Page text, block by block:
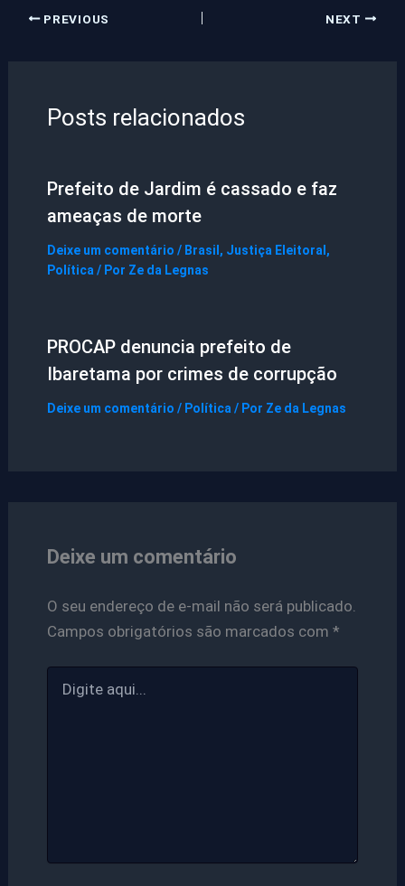
PREVIOUS NEXT
Posts relacionados
Prefeito de Jardim é cassado e faz
ameaças de morte
Deixe um comentário / Brasil , Justiça Eleitoral ,
Política / Por Ze da Legnas
PROCAP denuncia prefeito de
Ibaretama por crimes de corrupção
Deixe um comentário / Política / Por Ze da Legnas
Deixe um comentário
O seu endereço de e-mail não será publicado.
Campos obrigatórios são marcados com *
aqui...